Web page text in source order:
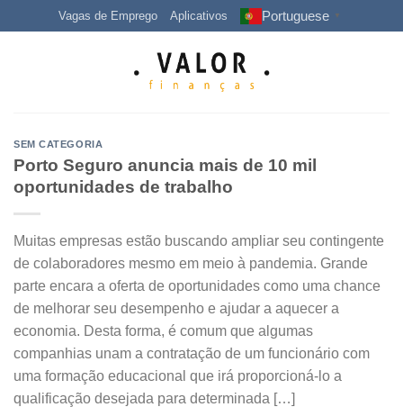
to
Vagas de Emprego Aplicativos Portuguese ▼
SEM CATEGORIA
Porto Seguro anuncia mais de 10 mil
oportunidades de trabalho
Muitas empresas estão buscando ampliar seu contingente
de colaboradores mesmo em meio à pandemia. Grande
parte encara a oferta de oportunidades como uma chance
de melhorar seu desempenho e ajudar a aquecer a
economia. Desta forma, é comum que algumas
companhias unam a contratação de um funcionário com
uma formação educacional que irá proporcioná-lo a
qualificação desejada para determinada […]